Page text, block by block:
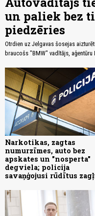
un paliek bez
piedzēries
Otrdien uz Jelgavas šosejas
braucošs "BMW" vadītājs,
Narkotikas, zagtas
numurzīmes, auto bez
apskates un "nosperta"
degviela; policija
savaņģojusi rūdītus